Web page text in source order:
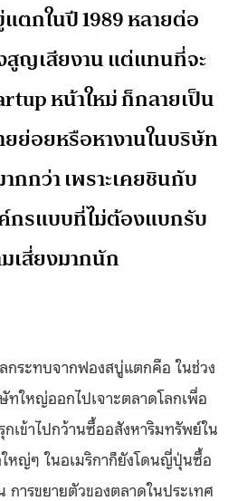
ตกในปี 1989 หลายต่อ
ญเสียงาน แต่แทนที่จะ
หน้าใหม่ ก็กลายเป็น
ยย่อยหรือหางานในบริษัท
กกว่า เพราะเคยชินกับ
รแบบที่ไม่ต้องแบกรับ
เสี่ยงมากนัก
ระทบจากฟองสบู่แตกคือ ในช่วง
ทใหญ่ออกไปเจาะตลาดโลกเพื่อ
กเข้าไปกว้านซื้ออสังหาริมทรัพย์ใน
หญ่ๆ ในอเมริกาก็ยังโดนญี่ปุ่นซื้อ
ารขยายตัวของตลาดในประเทศ